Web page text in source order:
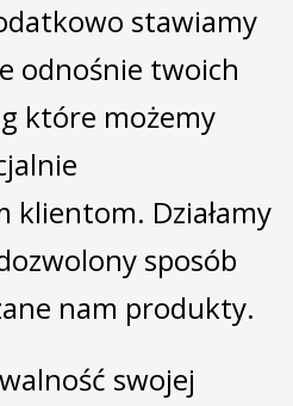
stawiamy
odnośnie twoich
które możemy
klientom. Działamy
sposób
nam produkty.
swojej